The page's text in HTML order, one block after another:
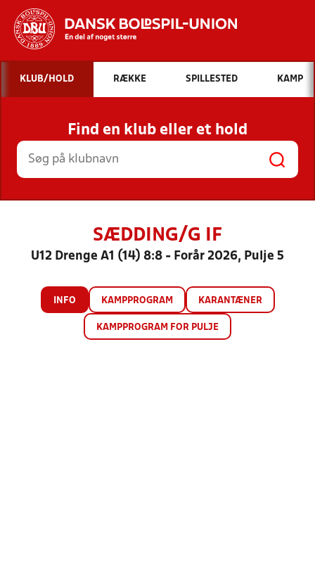
Hvad vil du søge efter?
INDHOLD OG NYHEDER
STILLINGER, RESULTATER, KLUBBER OG
HOLD
KLUB/HOLD RÆKKE SPILLESTED KAMP
Find en klub eller et hold
SÆDDING/G IF
U12 Drenge A1 (14) 8:8 - Forår 2026, Pulje 5
INFO KAMPPROGRAM KARANTÆNER
KAMPPROGRAM FOR PULJE